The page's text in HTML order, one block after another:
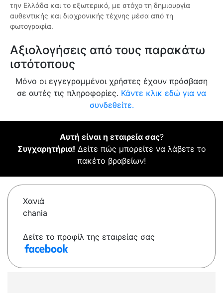
την Ελλάδα και το εξωτερικό, με στόχο τη δημιουργία
αυθεντικής και διαχρονικής τέχνης μέσα από τη
φωτογραφία.
Αξιολογήσεις από τους παρακάτω
ιστότοπους
Μόνο οι εγγεγραμμένοι χρήστες έχουν πρόσβαση
σε αυτές τις πληροφορίες. Κάντε κλικ εδώ για να
συνδεθείτε.
Αυτή είναι η εταιρεία σας?
Συγχαρητήρια! Δείτε πώς μπορείτε να λάβετε το
πακέτο βραβείων!
Χανιά
chania
Δείτε το προφίλ της εταιρείας σας